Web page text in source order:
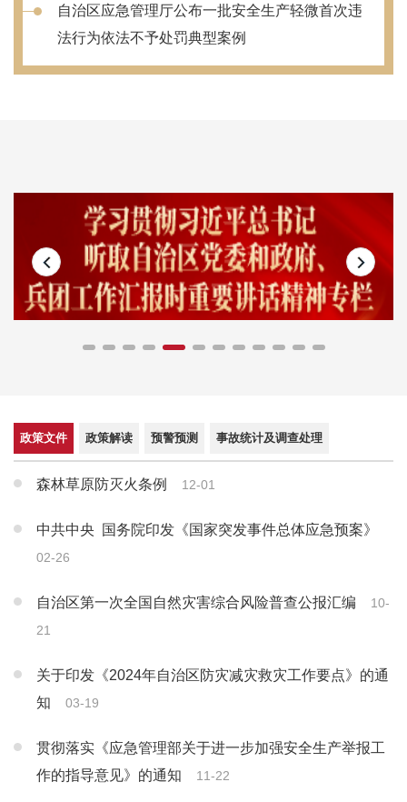
自治区应急管理厅公布一批安全生产轻微首次违
法行为依法不予处罚典型案例
政策文件 政策解读 预警预测 事故统计及调查处理
森林草原防灭火条例 12-01
中共中央 国务院印发《国家突发事件总体应急预案》
02-26
自治区第一次全国自然灾害综合风险普查公报汇编
10-
21
关于印发《2024年自治区防灾减灾救灾工作要点》的通
知
03-19
贯彻落实《应急管理部关于进一步加强安全生产举报工
作的指导意见》的通知
11-22